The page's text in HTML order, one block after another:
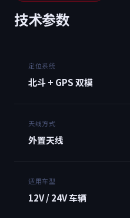
技术参数
定位系统
北斗 + GPS 双模
天线方式
外置天线
适用车型
12V / 24V 车辆